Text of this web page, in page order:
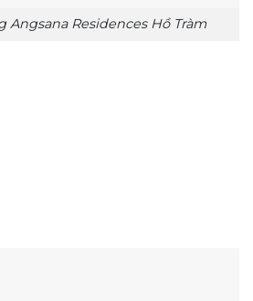
Angsana Residences Hồ Tràm